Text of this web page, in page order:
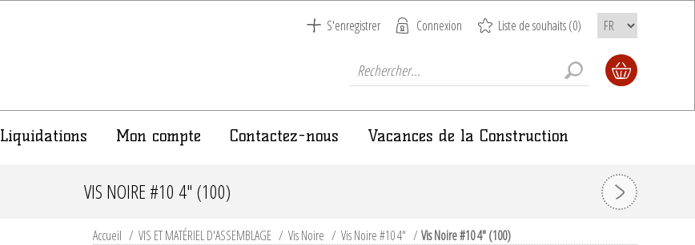
S'enregistrer Connexion Liste de souhaits(0)
Liquidations Mon compte Contactez-nous Vacances de la Construction
VIS NOIRE #10 4" (100)
Accueil / VIS ET MATÉRIEL D'ASSEMBLAGE / Vis Noire / Vis Noire #10 4" / Vis Noire #10 4" (100)